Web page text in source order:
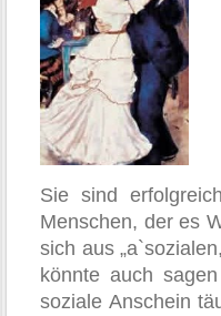
Sie sind
Menschen, der es
sich aus
könnte auch
soziale Anschein